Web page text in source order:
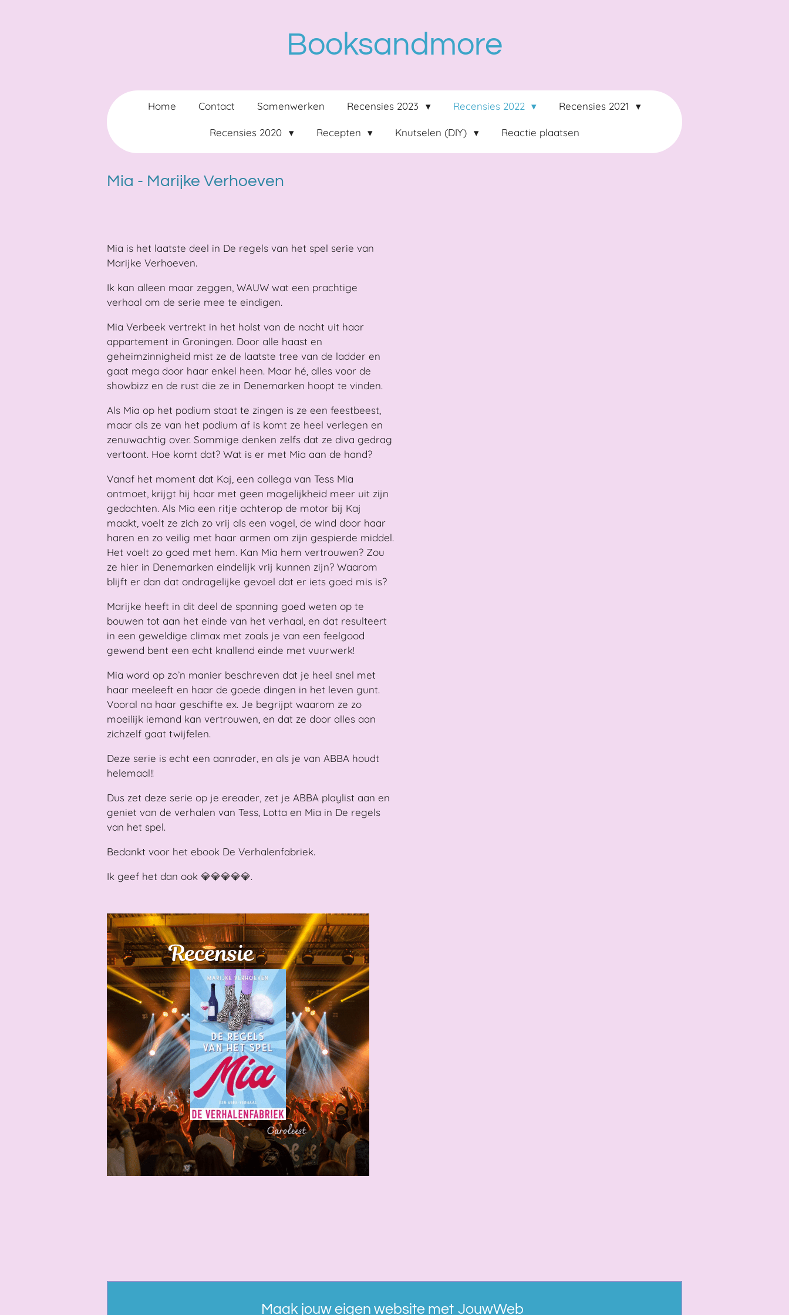
Booksandmore
Home Contact Samenwerken Recensies 2023 Recensies 2022 Recensies 2021
Recensies 2020 Recepten Knutselen (DIY) Reactie plaatsen
Mia - Marijke Verhoeven
Mia is het laatste deel in De regels van het spel serie van
Marijke Verhoeven.
Ik kan alleen maar zeggen, WAUW wat een prachtige
verhaal om de serie mee te eindigen.
Mia Verbeek vertrekt in het holst van de nacht uit haar
appartement in Groningen. Door alle haast en
geheimzinnigheid mist ze de laatste tree van de ladder en
gaat mega door haar enkel heen. Maar hé, alles voor de
showbizz en de rust die ze in Denemarken hoopt te vinden.
Als Mia op het podium staat te zingen is ze een feestbeest,
maar als ze van het podium af is komt ze heel verlegen en
zenuwachtig over. Sommige denken zelfs dat ze diva gedrag
vertoont. Hoe komt dat? Wat is er met Mia aan de hand?
Vanaf het moment dat Kaj, een collega van Tess Mia
ontmoet, krijgt hij haar met geen mogelijkheid meer uit zijn
gedachten. Als Mia een ritje achterop de motor bij Kaj
maakt, voelt ze zich zo vrij als een vogel, de wind door haar
haren en zo veilig met haar armen om zijn gespierde middel.
Het voelt zo goed met hem. Kan Mia hem vertrouwen? Zou
ze hier in Denemarken eindelijk vrij kunnen zijn? Waarom
blijft er dan dat ondragelijke gevoel dat er iets goed mis is?
Marijke heeft in dit deel de spanning goed weten op te
bouwen tot aan het einde van het verhaal, en dat resulteert
in een geweldige climax met zoals je van een feelgood
gewend bent een echt knallend einde met vuurwerk!
Mia word op zo’n manier beschreven dat je heel snel met
haar meeleeft en haar de goede dingen in het leven gunt.
Vooral na haar geschifte ex. Je begrijpt waarom ze zo
moeilijk iemand kan vertrouwen, en dat ze door alles aan
zichzelf gaat twijfelen.
Deze serie is echt een aanrader, en als je van ABBA houdt
helemaal!!
Dus zet deze serie op je ereader, zet je ABBA playlist aan en
geniet van de verhalen van Tess, Lotta en Mia in De regels
van het spel.
Bedankt voor het ebook De Verhalenfabriek.
Ik geef het dan ook 💎💎💎💎💎.
Maak jouw eigen website met JouwWeb